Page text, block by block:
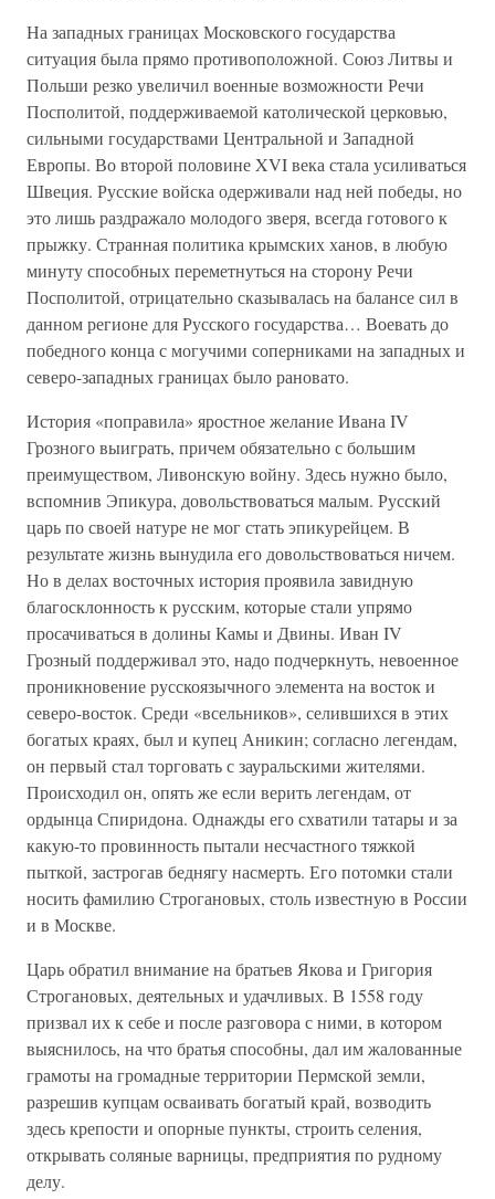
На западных границах Московского государства
ситуация была прямо противоположной. Союз Литвы и
Польши резко увеличил военные возможности Речи
Посполитой, поддерживаемой католической церковью,
сильными государствами Центральной и Западной
Европы. Во второй половине XVI века стала усиливаться
Швеция. Русские войска одерживали над ней победы, но
это лишь раздражало молодого зверя, всегда готового к
прыжку. Странная политика крымских ханов, в любую
минуту способных переметнуться на сторону Речи
Посполитой, отрицательно сказывалась на балансе сил в
данном регионе для Русского государства… Воевать до
победного конца с могучими соперниками на западных и
северо-западных границах было рановато.
История «поправила» яростное желание Ивана IV
Грозного выиграть, причем обязательно с большим
преимуществом, Ливонскую войну. Здесь нужно было,
вспомнив Эпикура, довольствоваться малым. Русский
царь по своей натуре не мог стать эпикурейцем. В
результате жизнь вынудила его довольствоваться ничем.
Но в делах восточных история проявила завидную
благосклонность к русским, которые стали упрямо
просачиваться в долины Камы и Двины. Иван IV
Грозный поддерживал это, надо подчеркнуть, невоенное
проникновение русскоязычного элемента на восток и
северо-восток. Среди «всельников», селившихся в этих
богатых краях, был и купец Аникин; согласно легендам,
он первый стал торговать с зауральскими жителями.
Происходил он, опять же если верить легендам, от
ордынца Спиридона. Однажды его схватили татары и за
какую-то провинность пытали несчастного тяжкой
пыткой, застрогав беднягу насмерть. Его потомки стали
носить фамилию Строгановых, столь известную в России
и в Москве.
Царь обратил внимание на братьев Якова и Григория
Строгановых, деятельных и удачливых. В 1558 году
призвал их к себе и после разговора с ними, в котором
выяснилось, на что братья способны, дал им жалованные
грамоты на громадные территории Пермской земли,
разрешив купцам осваивать богатый край, возводить
здесь крепости и опорные пункты, строить селения,
открывать соляные варницы, предприятия по рудному
делу.